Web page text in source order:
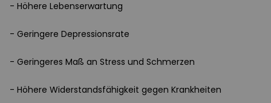
- Höhere Lebenserwartung
- Geringere Depressionsrate
- Geringeres Maß an Stress und Schmerzen
- Höhere Widerstandsfähigkeit gegen Krankheiten